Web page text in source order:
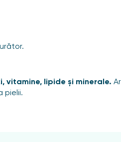
vitamine, lipide și minerale.
pielii.